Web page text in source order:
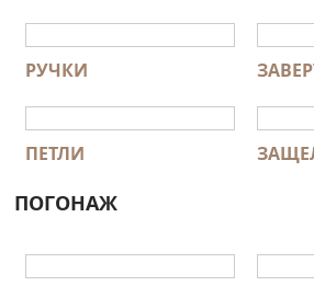
РУЧКИ
ПЕТЛИ
ПОГОНАЖ